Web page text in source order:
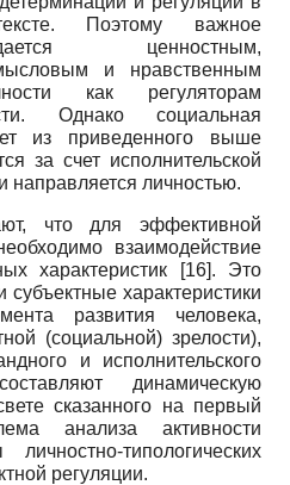
Поэтому важное
ценностным,
и нравственным
как регуляторам
Однако социальная
из приведенного выше
за счет исполнительской
направляется личностью.
что для эффективной
взаимодействие
характеристик
[16]. Это
субъектные характеристики
развития человека,
(социальной) зрелости),
и исполнительского
динамическую
сказанного на первый
анализа активности
типологических
регуляции.